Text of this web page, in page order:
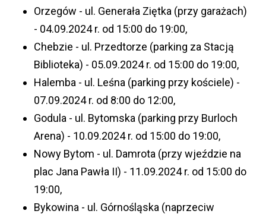
Orzegów - ul. Generała Ziętka (przy garażach)
- 04.09.2024 r. od 15:00 do 19:00,
Chebzie - ul. Przedtorze (parking za Stacją
Biblioteka) - 05.09.2024 r. od 15:00 do 19:00,
Halemba - ul. Leśna (parking przy kościele) -
07.09.2024 r. od 8:00 do 12:00,
Godula - ul. Bytomska (parking przy Burloch
Arena) - 10.09.2024 r. od 15:00 do 19:00,
Nowy Bytom - ul. Damrota (przy wjeździe na
plac Jana Pawła II) - 11.09.2024 r. od 15:00 do
19:00,
Bykowina - ul. Górnośląska (naprzeciw